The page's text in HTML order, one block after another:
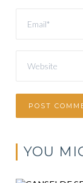
YOU